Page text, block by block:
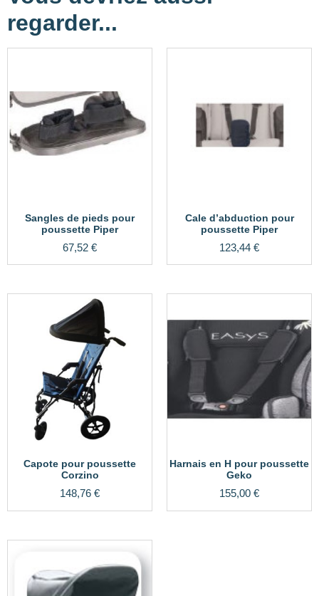
regarder...
Sangles de pieds pour
poussette Piper
67,52 €
Cale d’abduction pour
poussette Piper
123,44 €
Capote pour poussette
Corzino
148,76 €
Harnais en H pour poussette
Geko
155,00 €